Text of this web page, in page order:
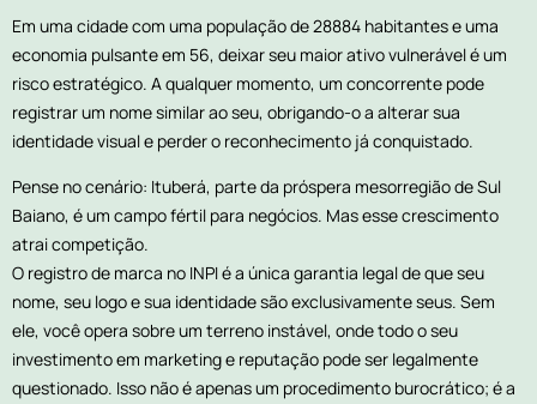
Em uma cidade com uma população de 28884 habitantes e uma
economia pulsante em 56, deixar seu maior ativo vulnerável é um
risco estratégico. A qualquer momento, um concorrente pode
registrar um nome similar ao seu, obrigando-o a alterar sua
identidade visual e perder o reconhecimento já conquistado.
Pense no cenário: Ituberá, parte da próspera mesorregião de Sul
Baiano, é um campo fértil para negócios. Mas esse crescimento
atrai competição.
O registro de marca no INPI é a única garantia legal de que seu
nome, seu logo e sua identidade são exclusivamente seus. Sem
ele, você opera sobre um terreno instável, onde todo o seu
investimento em marketing e reputação pode ser legalmente
questionado. Isso não é apenas um procedimento burocrático; é a